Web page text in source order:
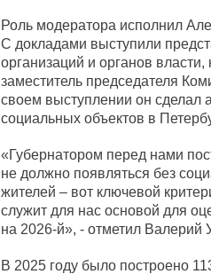
Роль модератора исполнил
С докладами выступили
организаций и органов
заместитель председателя
своем выступлении он сделал
социальных объектов в
«Губернатором перед нами
не должно появляться без
жителей – вот ключевой
служит для нас основой для
на 2026-й», - отметил Валерий
В 2025 году было построено